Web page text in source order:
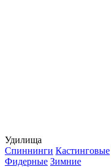
Удилища
Спиннинги Кастинговые
Фидерные Зимние